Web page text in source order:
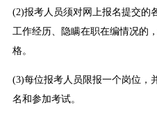
(2)报考人员须对网上报名提交的
工作经历、隐瞒在职在编情况的
格。
(3)每位报考人员限报一个岗位，
名和参加考试。